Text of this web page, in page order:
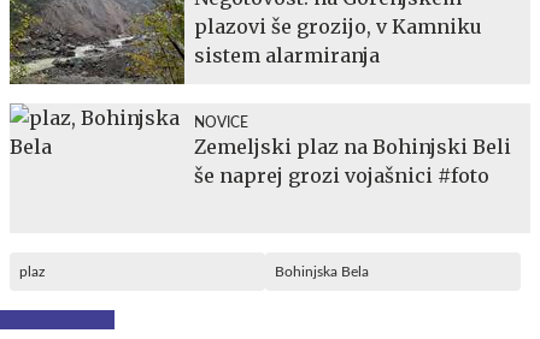
plazovi še grozijo, v Kamniku
sistem alarmiranja
NOVICE
Zemeljski plaz na Bohinjski Beli
še naprej grozi vojašnici #foto
plaz Bohinjska Bela